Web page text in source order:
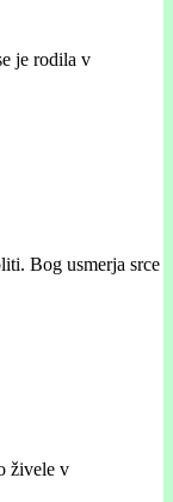
je rodila v
Bog usmerja srce
živele v